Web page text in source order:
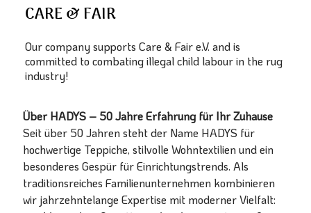
CARE & FAIR
Our company supports Care & Fair e.V. and is
committed to combating illegal child labour in the rug
industry!
Über HADYS – 50 Jahre Erfahrung für Ihr Zuhause
Seit über 50 Jahren steht der Name HADYS für
hochwertige Teppiche, stilvolle Wohntextilien und ein
besonderes Gespür für Einrichtungstrends. Als
traditionsreiches Familienunternehmen kombinieren
wir jahrzehntelange Expertise mit moderner Vielfalt: